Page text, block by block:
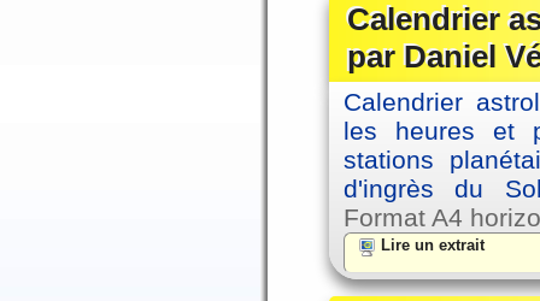
Calendrier
par Daniel
Calendrier
les heures et
stations
d'ingrès du
Format A4
Lire un extrait